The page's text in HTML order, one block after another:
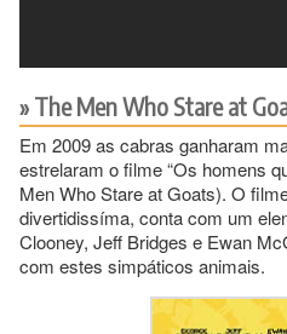
The Men Who Stare at
Em 2009 as cabras ganharam
estrelaram o filme “Os homens
Men Who Stare at Goats). O
divertidissíma, conta com um
Clooney, Jeff Bridges e Ewan
com estes simpáticos animais.